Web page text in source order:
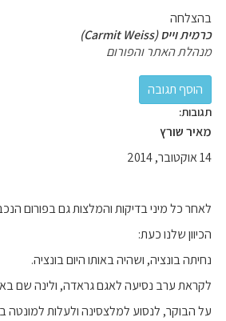
בהצלחה
כרמית וייס (Carmit Weiss)
מנהלת האתר והפורום
תגובות:
מאיר שורץ
14 אוקטובר, 2014
לאחר כל מיני בדיקות והמלצות גם בפורום
הכיוון שלנו כעת:
נחיתה בונציה, ושהיה באותו היום בונציה.
לקראת ערב נסיעה לאגם גראדה, ולינה שם
על הבוקר, לנסוע למלצסינה ולעלות למונטה